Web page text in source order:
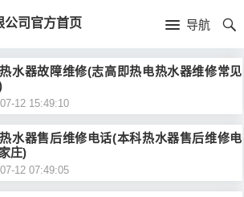
公司官方首页 导航
水器故障维修(志高即热电热水器维修常见
12 15:49:10
水器售后维修电话(本科热水器售后维修电
庄)
12 07:49:05